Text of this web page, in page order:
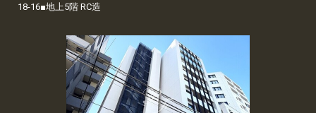
18-16■地上5階 RC造